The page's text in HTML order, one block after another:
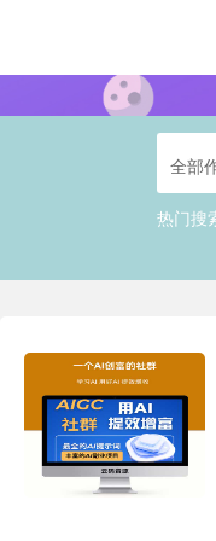
全部
热门搜